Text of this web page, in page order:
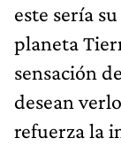
este sería
planeta
sensación
desean
refuerza la